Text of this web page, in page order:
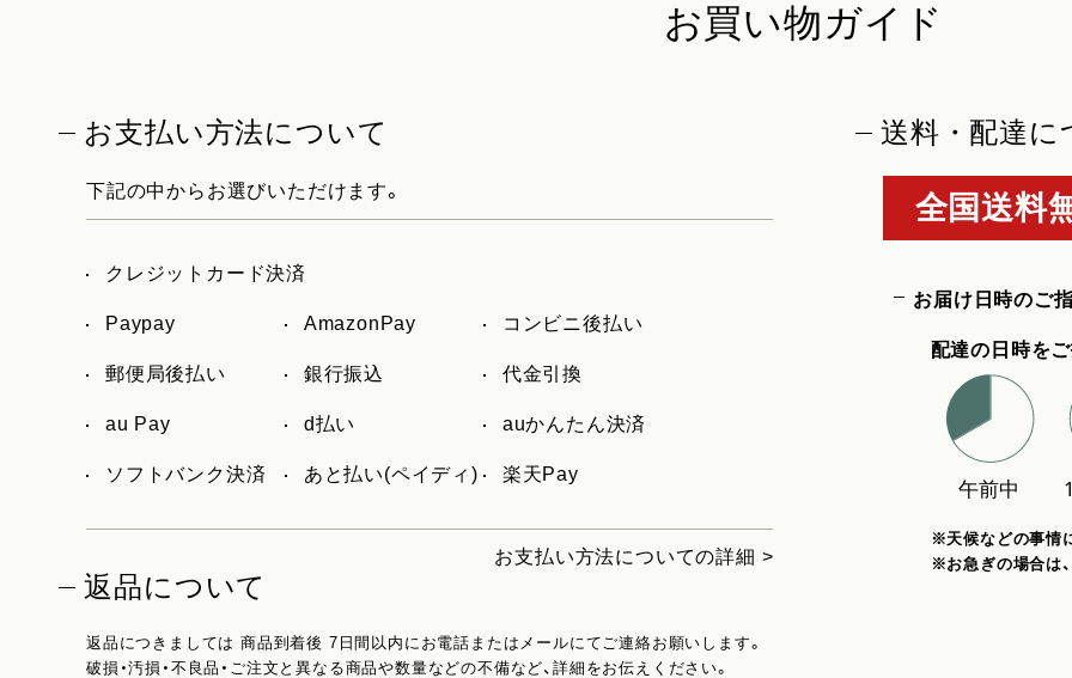
お買い物ガイド
お支払い方法について
下記の中からお選びいただけます。
クレジットカード決済
Paypay AmazonPay コンビニ後払い
郵便局後払い 銀行振込 代金引換
au Pay d払い auかんたん決済
ソフトバンク決済 あと払い(ペイディ) 楽天Pay
お支払い方法についての詳細 >
返品について
返品につきましては 商品到着後 7日間以内にお電話またはメールにてご連絡お願いします。
破損・汚損・不良品・ご注文と異なる商品や数量などの不備など、詳細をお伝えください。
送料・配達に
全国送料
お届け日時のご
配達の日時を
※天候などの事情
※お急ぎの場合は